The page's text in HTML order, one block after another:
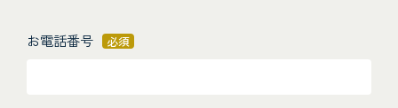
お電話番号 必須